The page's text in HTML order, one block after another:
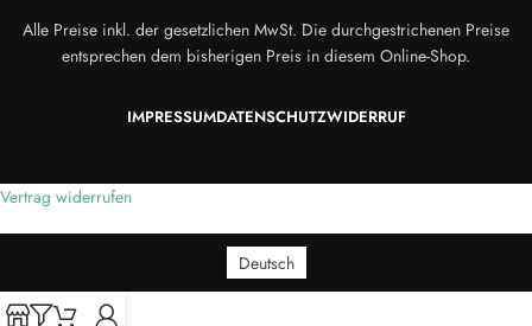
Alle Preise inkl. der gesetzlichen MwSt. Die durchgestrichenen Preise
entsprechen dem bisherigen Preis in diesem Online-Shop.
IMPRESSUMDATENSCHUTZWIDERRUF
Vertrag widerrufen
Deutsch